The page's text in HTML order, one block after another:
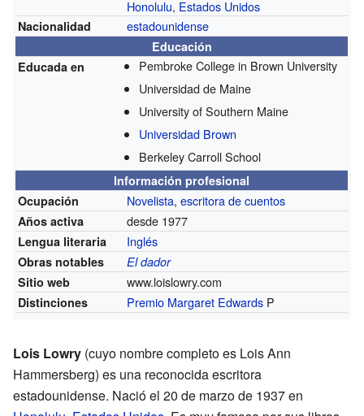
Honolulu, Estados Unidos
Nacionalidad estadounidense
Educación
Educada en
Pembroke College in Brown University
Universidad de Maine
University of Southern Maine
Universidad Brown
Berkeley Carroll School
Información profesional
Ocupación
Novelista,escritora de cuentos
Años activa desde 1977
Lengua literaria Inglés
Obras notables
El dador
Sitio web
www.loislowry.com
Distinciones Premio Margaret Edwards P
Lois Lowry (cuyo nombre completo es Lois Ann
Hammersberg) es una reconocida escritora
estadounidense. Nació el 20 de marzo de 1937 en